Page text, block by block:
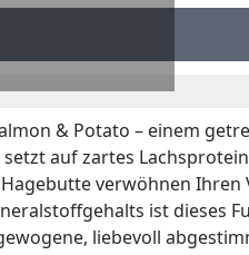
& Potato – einem
auf zartes
verwöhnen
ist dieses
liebevoll